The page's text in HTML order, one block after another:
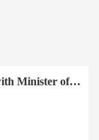
Minister of…